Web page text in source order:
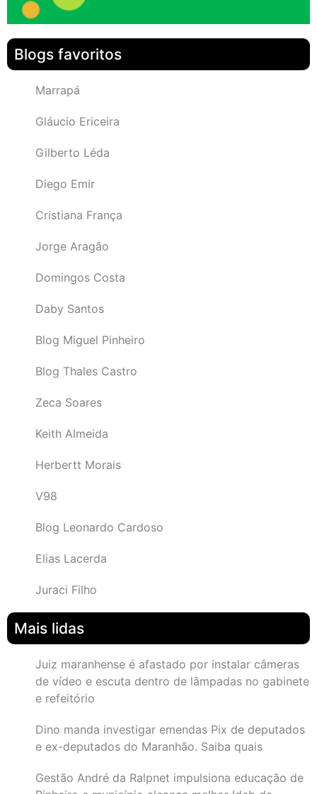
Blogs favoritos
Marrapá
Gláucio Ericeira
Gilberto Léda
Diego Emir
Cristiana França
Jorge Aragão
Domingos Costa
Daby Santos
Blog Miguel Pinheiro
Blog Thales Castro
Zeca Soares
Keith Almeida
Herbertt Morais
V98
Blog Leonardo Cardoso
Elias Lacerda
Juraci Filho
Mais lidas
Juiz maranhense é afastado por instalar câmeras
de vídeo e escuta dentro de lâmpadas no gabinete
e refeitório
Dino manda investigar emendas Pix de deputados
e ex-deputados do Maranhão. Saiba quais
Gestão André da Ralpnet impulsiona educação de